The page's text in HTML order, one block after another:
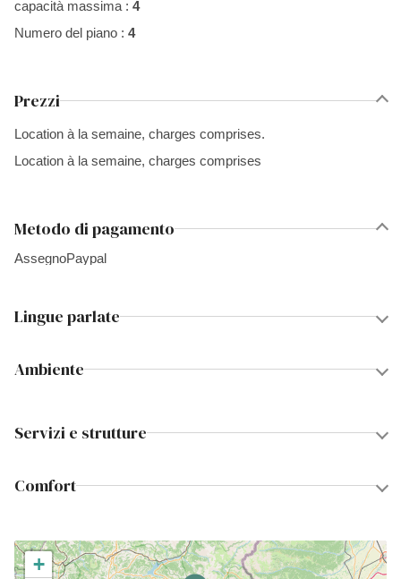
capacità massima : 4
Numero del piano : 4
Prezzi
Location à la semaine, charges comprises.
Location à la semaine, charges comprises
Metodo di pagamento
AssegnoPaypal
Lingue parlate
Ambiente
Servizi e strutture
Comfort
+